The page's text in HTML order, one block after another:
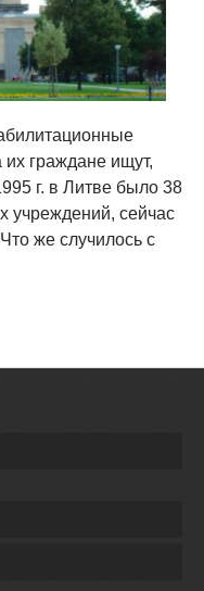
граждане ищут,
г. в Литве было 38
учреждений, сейчас
же случилось с